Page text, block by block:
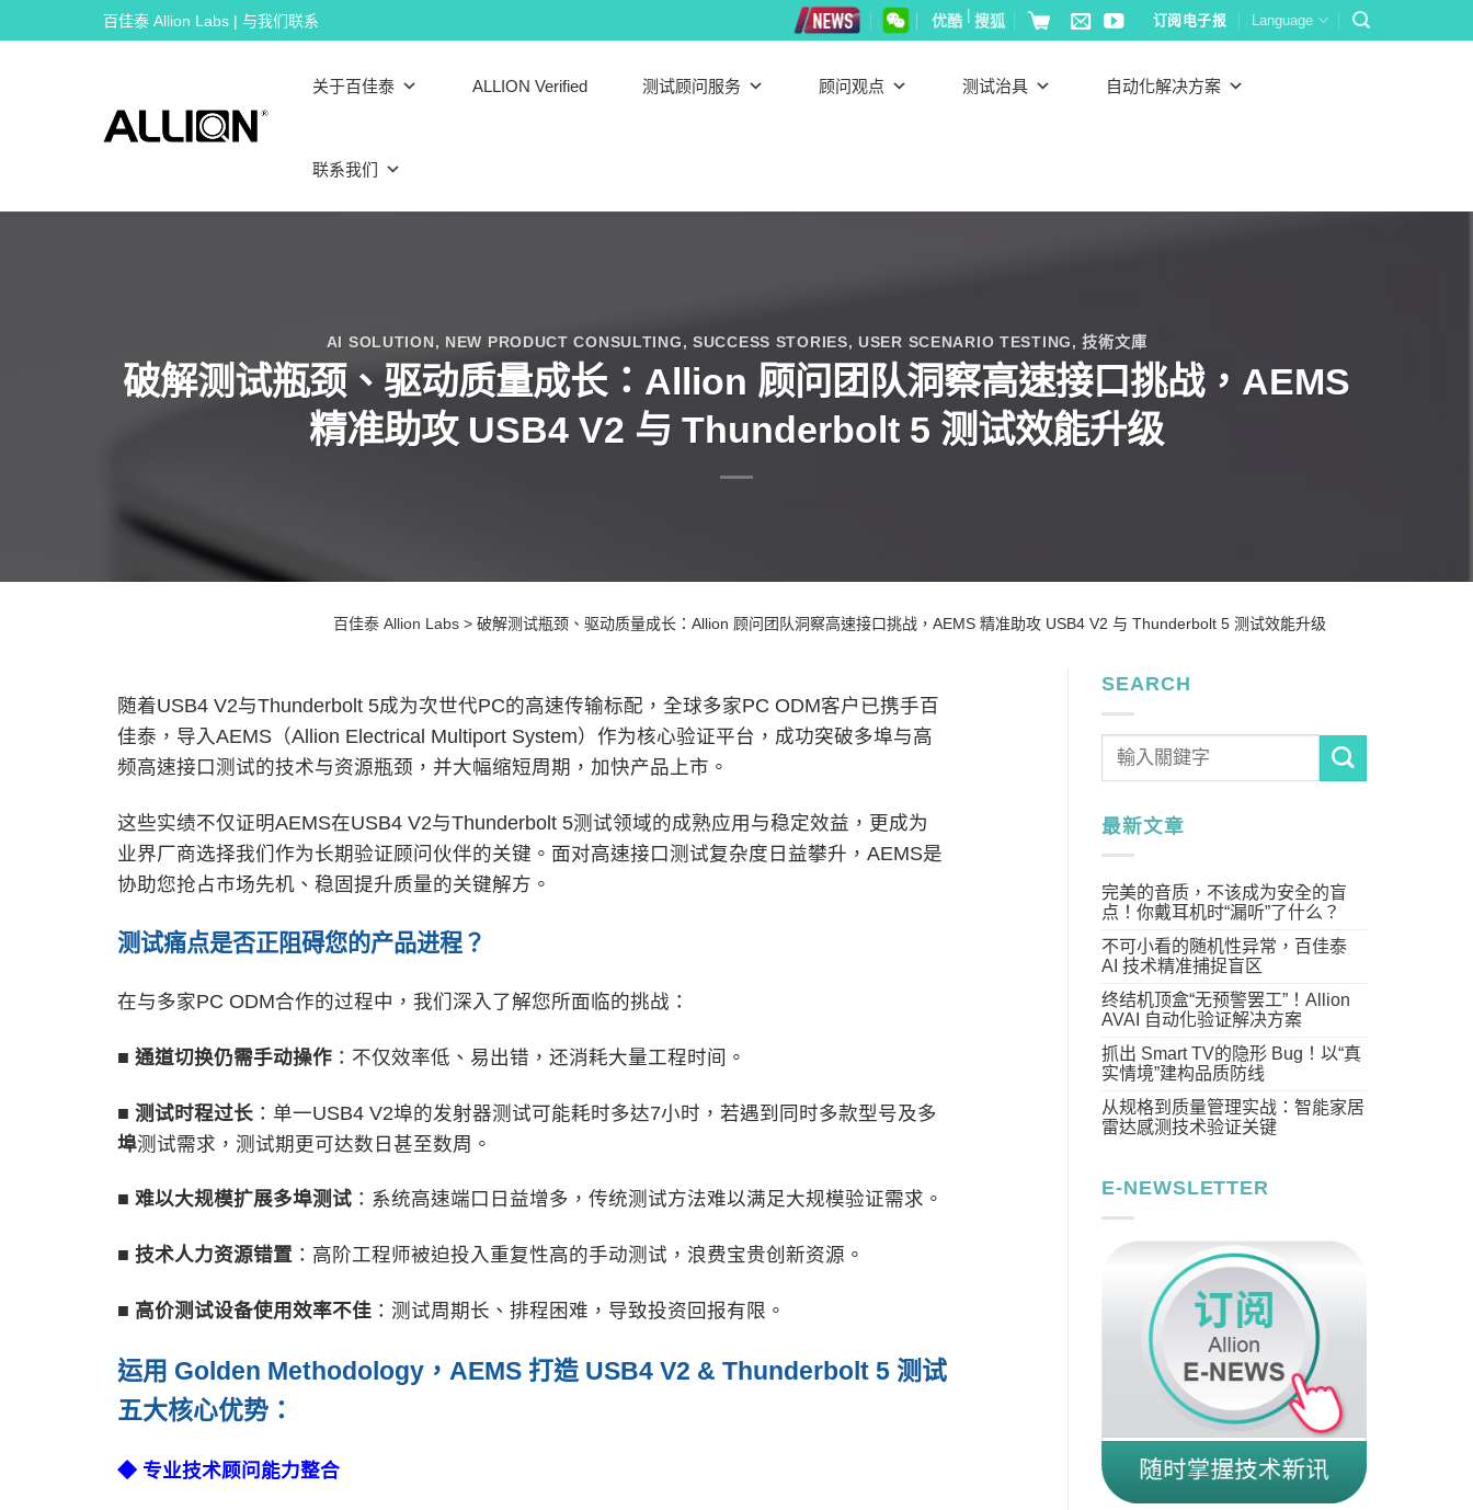
to
百佳泰 Allion Labs | 与我们联系 优酷| 搜狐 订阅电子报 Language
关于百佳泰 ALLION Verified 测试顾问服务 顾问观点 测试治具 自动化解决方案
联系我们
AI SOLUTION, NEW PRODUCT CONSULTING, SUCCESS STORIES,USER SCENARIO TESTING,技術文庫
破解测试瓶颈、驱动质量成长：Allion 顾问团队洞察高速接口挑战，AEMS
精准助攻 USB4 V2 与 Thunderbolt 5 测试效能升级
百佳泰 Allion Labs> 破解测试瓶颈、驱动质量成长：Allion 顾问团队洞察高速接口挑战，AEMS 精准助攻 USB4 V2 与 Thunderbolt 5 测试效能升级
随着USB4 V2与Thunderbolt 5成为次世代PC的高速传输标配，全球多家PC ODM客户已携手百
佳泰，导入AEMS（Allion Electrical Multiport System）作为核心验证平台，成功突破多埠与高
频高速接口测试的技术与资源瓶颈，并大幅缩短周期，加快产品上市。
这些实绩不仅证明AEMS在USB4 V2与Thunderbolt 5测试领域的成熟应用与稳定效益，更成为
业界厂商选择我们作为长期验证顾问伙伴的关键。面对高速接口测试复杂度日益攀升，AEMS是
协助您抢占市场先机、稳固提升质量的关键解方。
测试痛点是否正阻碍您的产品进程？
在与多家PC ODM合作的过程中，我们深入了解您所面临的挑战：
■ 通道切换仍需手动操作 ：不仅效率低、易出错，还消耗大量工程时间。
■ 测试时程过长 ：单一USB4 V2埠的发射器测试可能耗时多达7小时，若遇到同时多款型号及多
埠测试需求，测试期更可达数日甚至数周。
■ 难以大规模扩展多埠测试 ：系统高速端口日益增多，传统测试方法难以满足大规模验证需求。
■ 技术人力资源错置 ：高阶工程师被迫投入重复性高的手动测试，浪费宝贵创新资源。
■ 高价测试设备使用效率不佳 ：测试周期长、排程困难，导致投资回报有限。
运用 Golden Methodology ， AEMS 打造 USB4 V2 & Thunderbolt 5测试
五大核心优势：
◆ 专业技术顾问能力整合
SEARCH
最新文章
完美的音质，不该成为安全的盲
点！你戴耳机时“漏听”了什么？
不可小看的随机性异常，百佳泰
AI 技术精准捕捉盲区
终结机顶盒“无预警罢工”！Allion
AVAI 自动化验证解决方案
抓出 Smart TV的隐形 Bug！以“真
实情境”建构品质防线
从规格到质量管理实战：智能家居
雷达感测技术验证关键
E-NEWSLETTER